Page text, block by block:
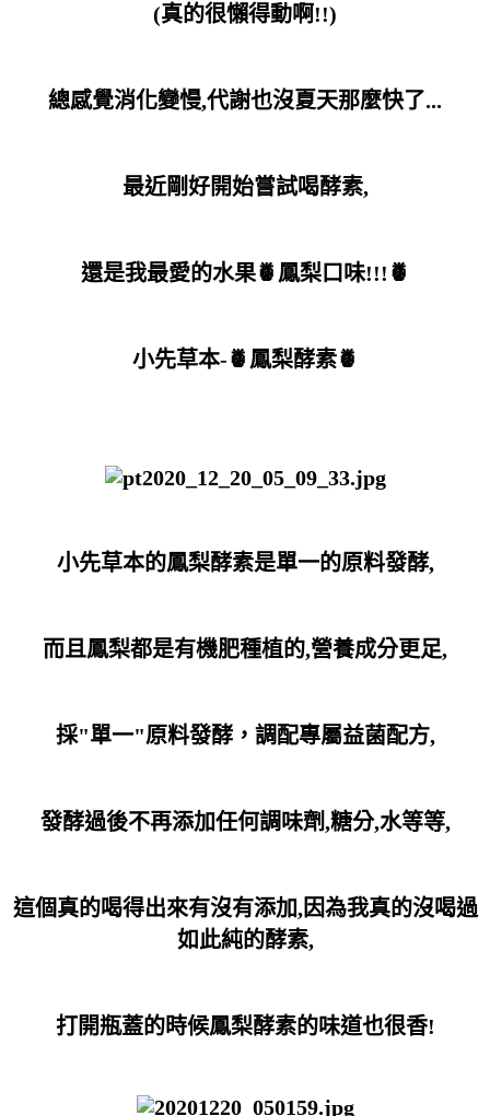
(真的很懶得動啊!!)
總感覺消化變慢,代謝也沒夏天那麼快了...
最近剛好開始嘗試喝酵素,
還是我最愛的水果🍍鳳梨口味!!!🍍
小先草本-🍍鳳梨酵素🍍
小先草本的鳳梨酵素是單一的原料發酵,
而且鳳梨都是有機肥種植的,營養成分更足,
採"單一"原料發酵，調配專屬益菌配方,
發酵過後不再添加任何調味劑,糖分,水等等,
這個真的喝得出來有沒有添加,因為我真的沒喝過
如此純的酵素,
打開瓶蓋的時候鳳梨酵素的味道也很香!